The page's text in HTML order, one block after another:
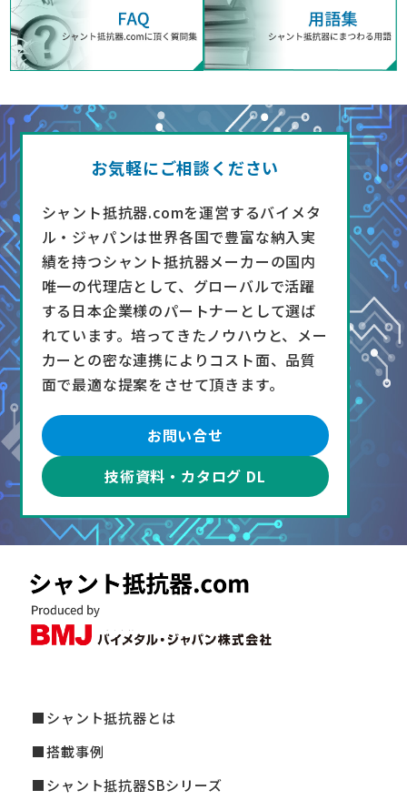
お気軽にご相談ください
シャント抵抗器.comを運営するバイメタ
ル・ジャパンは世界各国で豊富な納入実
績を持つシャント抵抗器メーカーの国内
唯一の代理店として、グローバルで活躍
する日本企業様のパートナーとして選ば
れています。培ってきたノウハウと、メー
カーとの密な連携によりコスト面、品質
面で最適な提案をさせて頂きます。
お問い合せ
技術資料・カタログ DL
シャント抵抗器とは
搭載事例
シャント抵抗器SBシリーズ